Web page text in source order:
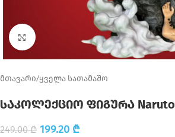
Click to enlarge
მთავარი/ყველა სათამაშო
საკოლექციო ფიგურა Naruto
249.00₾ 199.20 ₾